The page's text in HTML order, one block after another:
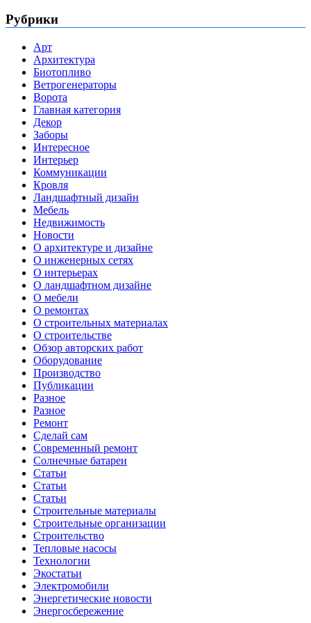
Рубрики
Арт
Архитектура
Биотопливо
Ветрогенераторы
Ворота
Главная категория
Декор
Заборы
Интересное
Интерьер
Коммуникации
Кровля
Ландшафтный дизайн
Мебель
Недвижимость
Новости
О архитектуре и дизайне
О инженерных сетях
О интерьерах
О ландшафтном дизайне
О мебели
О ремонтах
О строительных материалах
О строительстве
Обзор авторских работ
Оборудование
Производство
Публикации
Разное
Разное
Ремонт
Сделай сам
Современный ремонт
Солнечные батареи
Статьи
Статьи
Статьи
Строительные материалы
Строительные организации
Строительство
Тепловые насосы
Технологии
Экостатьи
Электромобили
Энергетические новости
Энергосбережение